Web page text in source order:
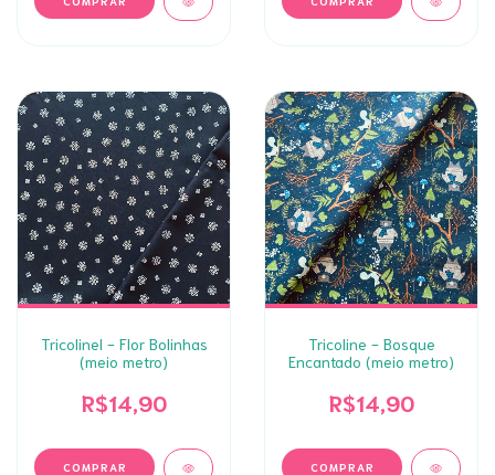
Tricolinel - Flor Bolinhas
(meio metro)
R$14,90
Tricoline - Bosque
Encantado (meio metro)
R$14,90